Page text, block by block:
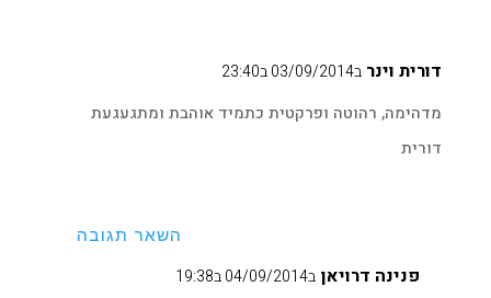
דורית וינר ב03/09/2014 ב23:40
מדהימה, רהוטה ופרקטית כתמיד אוהבת ומתגעגעת
דורית
השאר תגובה
פנינה דרויאן ב04/09/2014 ב19:38